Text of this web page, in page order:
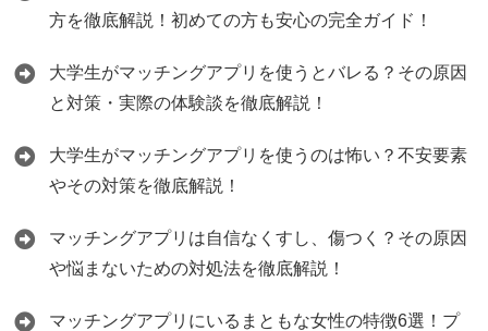
方を徹底解説！初めての方も安心の完全ガイド！
大学生がマッチングアプリを使うとバレる？その原因
と対策・実際の体験談を徹底解説！
大学生がマッチングアプリを使うのは怖い？不安要素
やその対策を徹底解説！
マッチングアプリは自信なくすし、傷つく？その原因
や悩まないための対処法を徹底解説！
マッチングアプリにいるまともな女性の特徴6選！プ